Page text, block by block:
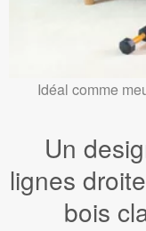
Idéal comme
Un
lignes
bois